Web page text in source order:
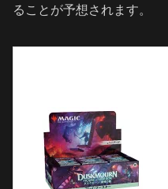
ることが予想されます。